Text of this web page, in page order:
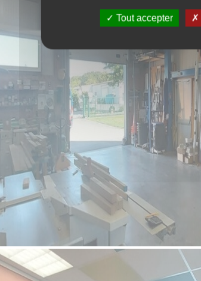
Tout accepter